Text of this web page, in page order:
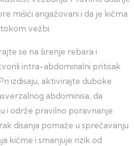
mišići angažovani i da je kičma
vežbi.
se na širenje rebara i
intra-abdominalni pritisak
izdisaju, aktivirajte duboke
abdominisa, da
i održe pravilno poravnanje.
disanja pomaže u sprečavanju
kičme i smanjuje rizik od